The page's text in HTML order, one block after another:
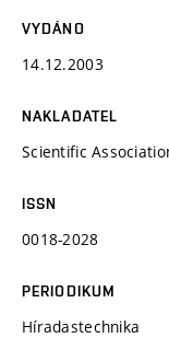
VYDÁNO
14.12.2003
NAKLADATEL
Scientific
ISSN
0018-2028
PERIODIKUM
Híradastechnika